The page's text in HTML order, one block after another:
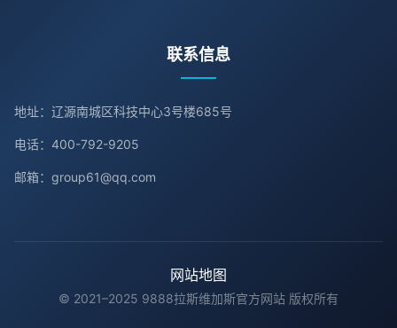
联系信息
地址：辽源南城区科技中心3号楼685号
电话：400-792-9205
邮箱：group61@qq.com
网站地图
© 2021–2025 9888拉斯维加斯官方网站 版权所有